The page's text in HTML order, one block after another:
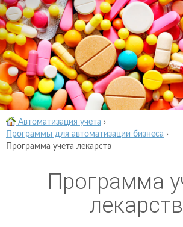
Автоматизация учета ›
Программы для автоматизации бизнеса ›
Программа учета лекарств
Программа
лекарств